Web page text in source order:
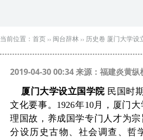
当前位置： 首页 ›› 闽台辞林 ›› 历史卷 厦门大学设
2019-04-30 00:34 来源：福建炎黄纵
厦门大学设立国学院 民国时期
文化要事。 1926年10月，厦门
理国故，养成国学专门人才为宗
分设历史古物、社会调查、哲